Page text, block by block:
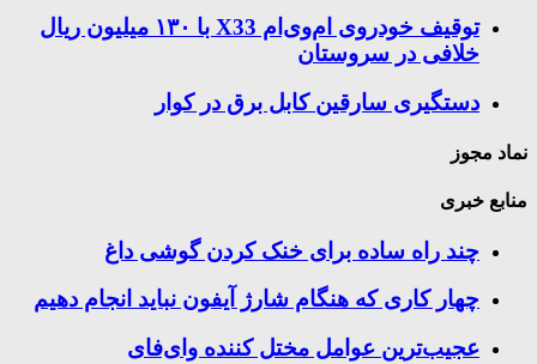
توقیف خودروی ام‌وی‌ام X33 با ۱۳۰ میلیون ریال
خلافی در سروستان
دستگیری سارقین کابل برق در کوار
نماد مجوز
منابع خبری
چند راه‌ ساده برای خنک کردن گوشی داغ
چهار کاری که هنگام شارژ آیفون نباید انجام دهیم
عجیب‌ترین عوامل مختل کننده وای‌فای